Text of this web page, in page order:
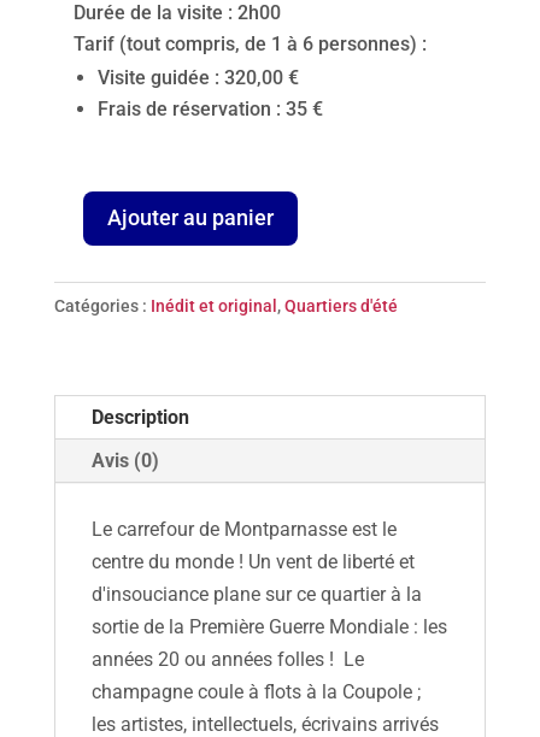
Durée de la visite : 2h00
Tarif (tout compris, de 1 à 6 personnes) :
Visite guidée : 320,00 €
Frais de réservation : 35 €
quantité
Montparnasse,
de
liberté
Ajouter au panier
Catégories : Inédit et original ,Quartiers d'été
Description
Avis (0)
Le carrefour de Montparnasse est le
centre du monde ! Un vent de liberté et
d'insouciance plane sur ce quartier à la
sortie de la Première Guerre Mondiale : les
années 20 ou années folles ! Le
champagne coule à flots à la Coupole ;
les artistes, intellectuels, écrivains arrivés